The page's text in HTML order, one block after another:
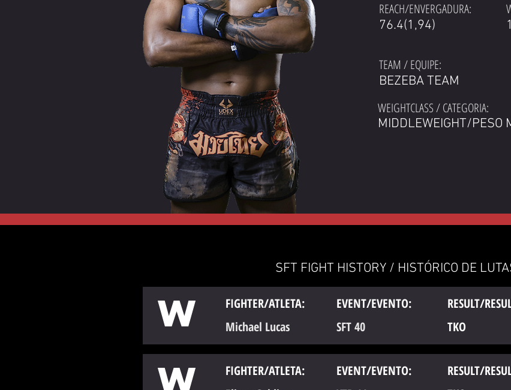
REACH/ENVERGADURA:
76.4(1,94)
TEAM / EQUIPE:
BEZEBA TEAM
WEIGHTCLASS / CATEGORIA:
MIDDLEWEIGHT/PESO
SFT FIGHT HISTORY / HISTÓRICO DE
W FIGHTER/ATLETA: EVENT/EVENTO: RESULT/
Michael Lucas
SFT 40 TKO
W FIGHTER/ATLETA: EVENT/EVENTO: RESULT/